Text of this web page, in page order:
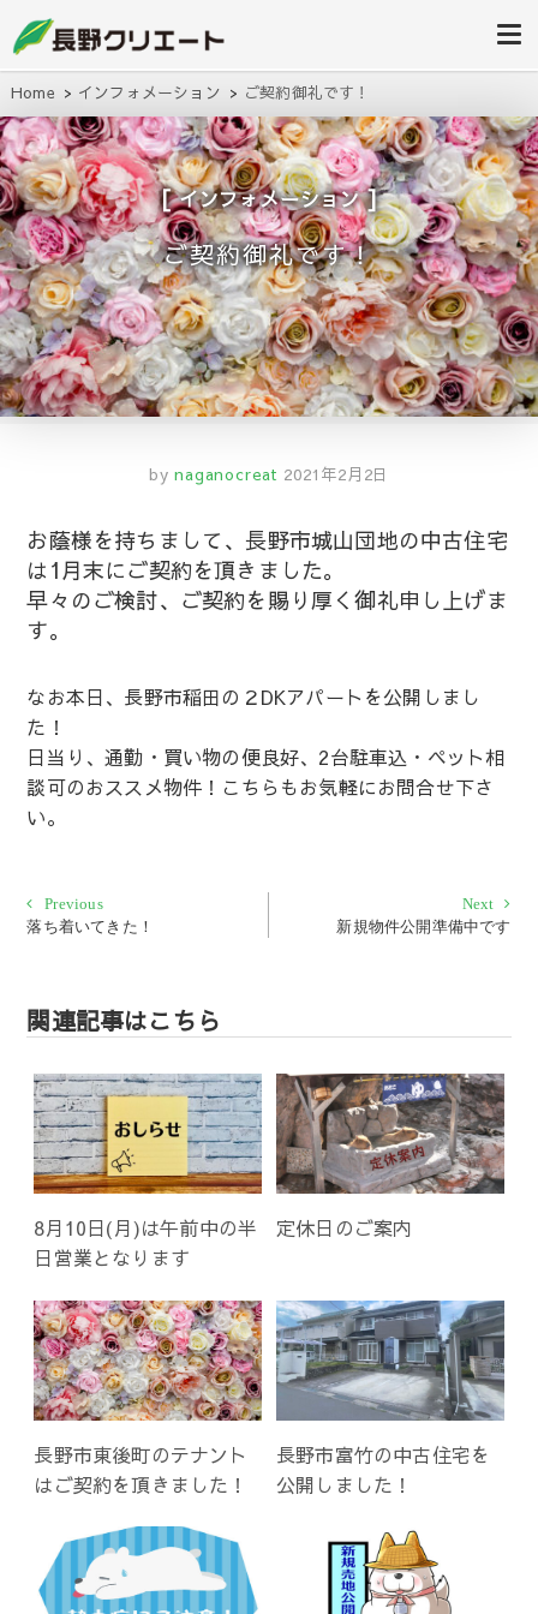
長野クリエ
ート
せください！
Home インフォメーション ご契約御礼です！
インフォメーション
ご契約御礼です！
by naganocreat 2021年2月2日
お蔭様を持ちまして、長野市城山団地の中古住宅
は1月末にご契約を頂きました。
早々のご検討、ご契約を賜り厚く御礼申し上げま
す。
なお本日、長野市稲田の２DKアパートを公開しまし
た！
日当り、通勤・買い物の便良好、2台駐車込・ペット相
談可のおススメ物件！こちらもお気軽にお問合せ下さ
い。
投
稿
ゲ
シ
ョ
ン
PreviousPrevious
post:
落ち着いてきた！
Next
新規物件公開準備中です
関連記事はこちら
8月10日(月)は午前中の半
日営業となります
定休日のご案内
長野市東後町のテナント
はご契約を頂きました！
長野市富竹の中古住宅を
公開しました！